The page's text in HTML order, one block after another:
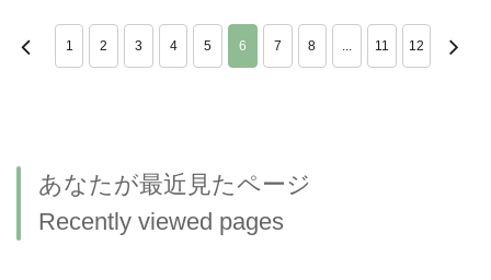
1 2 3 4 5 6 7 8 ... 11 12
あなたが最近見たページ
Recently viewed pages